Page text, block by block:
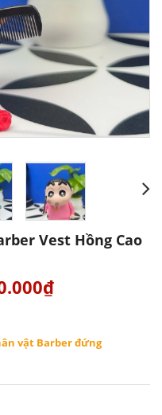
Vest Hồng Cao
vật Barber đứng